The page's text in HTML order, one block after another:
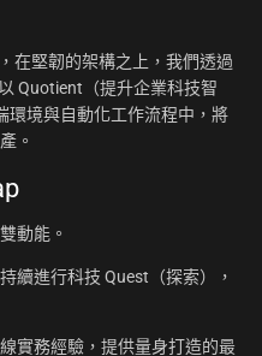
在堅韌的架構之上，我們透過
Quotient（提升企業科技智
環境與自動化工作流程中，將
。
動能。
續進行科技 Quest（探索），
實務經驗，提供量身打造的最